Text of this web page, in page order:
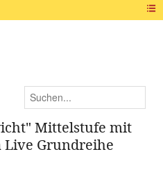
Mittelstufe mit
Live Grundreihe